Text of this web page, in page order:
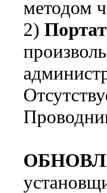
методом
2)